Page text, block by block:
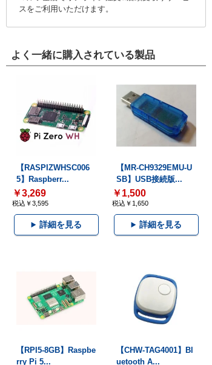
スをご利用いただけます。
よく一緒に購入されている製品
【RASPIZWHSC006
5】Raspberr...
￥3,269
税込￥3,595
詳細を見る
【MR-CH9329EMU-U
SB】USB接続版...
￥1,500
税込￥1,650
詳細を見る
【RPI5-8GB】Raspbe
rry Pi 5...
【CHW-TAG4001】Bl
uetooth A...